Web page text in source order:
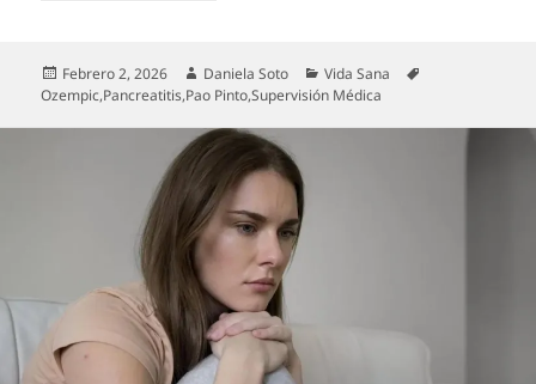
Publicado
el
Febrero 2, 2026 Autor
Daniela Soto Categorías
Vida Sana
Ozempic,Pancreatitis,Pao Pinto,Supervisión Médica